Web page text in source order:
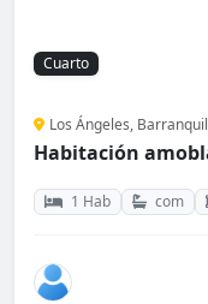
Cuarto
Los Ángeles,
Habitación
1 Hab com